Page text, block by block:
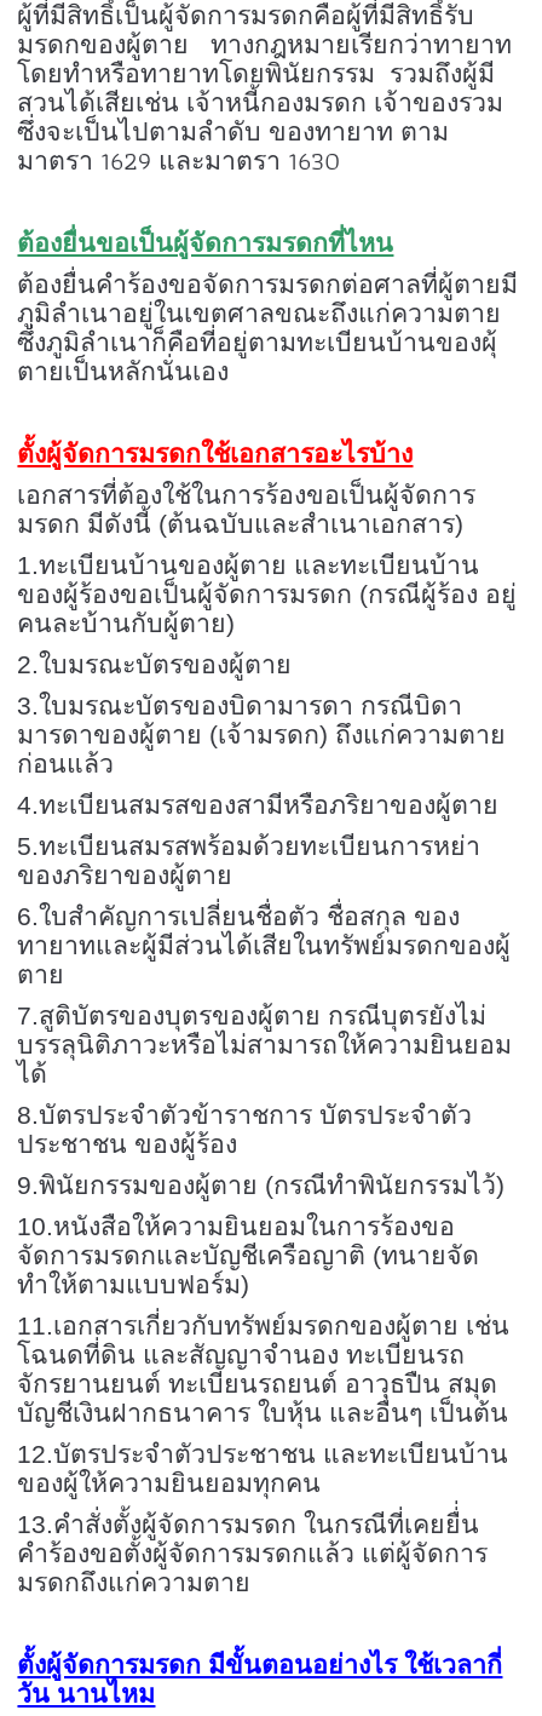
ผู้ที่มีสิทธิ์เป็นผู้จัดการมรดกคือผู้ที่มีสิทธิ์รับ
มรดกของผู้ตาย
ทางกฎหมายเรียกว่าทายาท
โดยทำหรือทายาทโดยพินัยกรรม
รวมถึงผู้มี
สวนได้เสียเช่น เจ้าหนี้กองมรดก เจ้าของรวม
ซึ่งจะเป็นไปตามลำดับ ของทายาท ตาม
มาตรา 1629 และมาตรา 1630
ต้องยื่นขอเป็นผู้จัดการมรดกที่ไหน
ต้องยื่นคำร้องขอจัดการมรดกต่อศาลที่ผู้ตายมี
ภูมิลำเนาอยู่ในเขตศาลขณะถึงแก่ความตาย
ซึ่งภูมิลำเนาก็คือที่อยู่ตามทะเบียนบ้านของผุ้
ตายเป็นหลักนั่นเอง
ตั้งผู้จัดการมรดกใช้เอกสารอะไรบ้าง
เอกสารที่ต้องใช้ในการร้องขอเป็นผู้จัดการ
มรดก มีดังนี้ (ต้นฉบับและสำเนาเอกสาร)
1.ทะเบียนบ้านของผู้ตาย และทะเบียนบ้าน
ของผู้ร้องขอเป็นผู้จัดการมรดก (กรณีผู้ร้อง อยู่
คนละบ้านกับผู้ตาย)
2.ใบมรณะบัตรของผู้ตาย
3.ใบมรณะบัตรของบิดามารดา กรณีบิดา
มารดาของผู้ตาย (เจ้ามรดก) ถึงแก่ความตาย
ก่อนแล้ว
4.ทะเบียนสมรสของสามีหรือภริยาของผู้ตาย
5.ทะเบียนสมรสพร้อมด้วยทะเบียนการหย่า
ของภริยาของผู้ตาย
6.ใบสำคัญการเปลี่ยนชื่อตัว ชื่อสกุล ของ
ทายาทและผู้มีส่วนได้เสียในทรัพย์มรดกของผู้
ตาย
7.สูติบัตรของบุตรของผู้ตาย กรณีบุตรยังไม่
บรรลุนิติภาวะหรือไม่สามารถให้ความยินยอม
ได้
8.บัตรประจำตัวข้าราชการ บัตรประจำตัว
ประชาชน ของผู้ร้อง
9.พินัยกรรมของผู้ตาย (กรณีทำพินัยกรรมไว้)
10.หนังสือให้ความยินยอมในการร้องขอ
จัดการมรดกและบัญชีเครือญาติ (ทนายจัด
ทำให้ตามแบบฟอร์ม)
11.เอกสารเกี่ยวกับทรัพย์มรดกของผู้ตาย เช่น
โฉนดที่ดิน และสัญญาจำนอง ทะเบียนรถ
จักรยานยนต์ ทะเบียนรถยนต์ อาวุธปืน สมุด
บัญชีเงินฝากธนาคาร ใบหุ้น และอื่นๆ เป็นต้น
12.บัตรประจำตัวประชาชน และทะเบียนบ้าน
ของผู้ให้ความยินยอมทุกคน
13.คำสั่งตั้งผู้จัดการมรดก ในกรณีที่เคยยื่่น
คำร้องขอตั้งผู้จัดการมรดกแล้ว แต่ผู้จัดการ
มรดกถึงแก่ความตาย
ตั้งผู้จัดการมรดก มีขั้นตอนอย่างไร ใช้เวลากี่
วัน นานไหม